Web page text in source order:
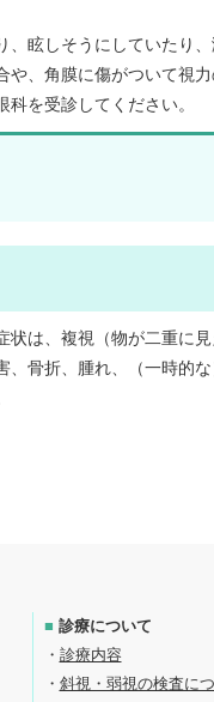
、眩しそうにしていたり
、角膜に傷がついて視力
を受診してください。
状は、複視（物が二重に
、骨折、腫れ、（一時的
■ 診療について
・ 診療内容
・ 斜視・弱視の検査に